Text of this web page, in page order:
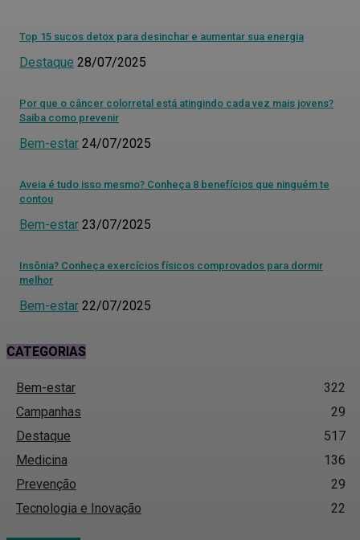
Top 15 sucos detox para desinchar e aumentar sua energia
Destaque 28/07/2025
Por que o câncer colorretal está atingindo cada vez mais jovens?
Saiba como prevenir
Bem-estar 24/07/2025
Aveia é tudo isso mesmo? Conheça 8 benefícios que ninguém te
contou
Bem-estar 23/07/2025
Insônia? Conheça exercícios físicos comprovados para dormir
melhor
Bem-estar 22/07/2025
CATEGORIAS
Bem-estar
322
Campanhas
29
Destaque
517
Medicina
136
Prevenção
29
Tecnologia e Inovação
22